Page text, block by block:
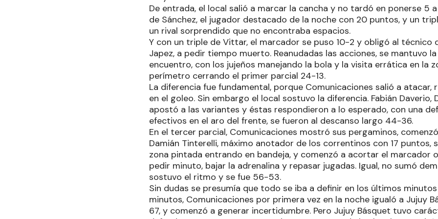
De entrada, el local salió a marcar la cancha y no tardó en ponerse 5
de Sánchez, el jugador destacado de la noche con 20 puntos, y un
un rival sorprendido que no encontraba espacios.
Y con un triple de Vittar, el marcador se puso 10-2 y obligó al técnico
Japez, a pedir tiempo muerto. Reanudadas las acciones, se mantuvo
encuentro, con los jujeños manejando la bola y la visita errática en la
perímetro cerrando el primer parcial 24-13.
La diferencia fue fundamental, porque Comunicaciones salió a
en el goleo. Sin embargo el local sostuvo la diferencia. Fabián Daverio,
apostó a las variantes y éstas respondieron a lo esperado, con una
efectivos en el aro del frente, se fueron al descanso largo 44-36.
En el tercer parcial, Comunicaciones mostró sus pergaminos,
Damián Tinterelli, máximo anotador de los correntinos con 17 puntos,
zona pintada entrando en bandeja, y comenzó a acortar el marcador
pedir minuto, bajar la adrenalina y repasar jugadas. Igual, no sumó
sostuvo el ritmo y se fue 56-53.
Sin dudas se presumía que todo se iba a definir en los últimos
minutos, Comunicaciones por primera vez en la noche igualó a Jujuy
67, y comenzó a generar incertidumbre. Pero Jujuy Básquet tuvo